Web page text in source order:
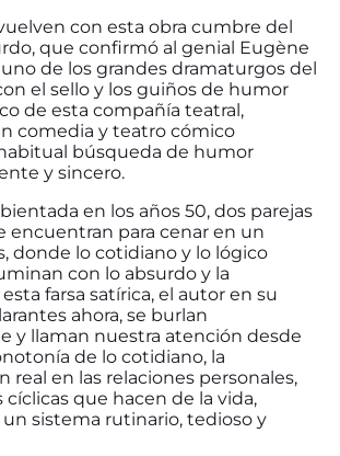
con esta obra cumbre del
que confirmó al genial Eugène
de los grandes dramaturgos del
el sello y los guiños de humor
de esta compañía teatral,
comedia y teatro cómico
búsqueda de humor
y sincero.
en los años 50, dos parejas
encuentran para cenar en un
donde lo cotidiano y lo lógico
con lo absurdo y la
farsa satírica, el autor en su
ahora, se burlan
y llaman nuestra atención desde
de lo cotidiano, la
real en las relaciones personales,
que hacen de la vida,
un sistema rutinario, tedioso y